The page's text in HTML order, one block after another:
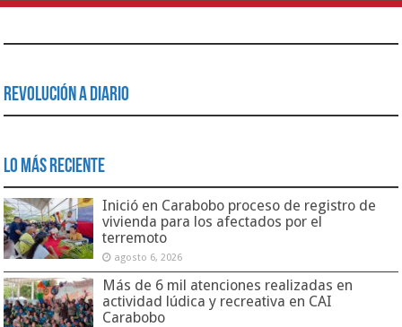
Revolución a Diario
Lo Más Reciente
Inició en Carabobo proceso de registro de
vivienda para los afectados por el
terremoto
agosto 6, 2026
Más de 6 mil atenciones realizadas en
actividad lúdica y recreativa en CAI
Carabobo